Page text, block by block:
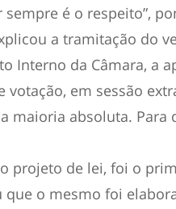
é o respeito”,
a tramitação do
Interno da Câmara, a
votação, em sessão
maioria absoluta. Para
projeto de lei, foi o
o mesmo foi